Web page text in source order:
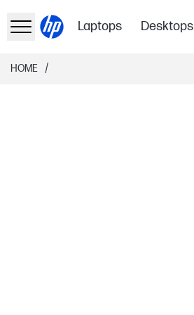
Laptops Desktops
HOME /